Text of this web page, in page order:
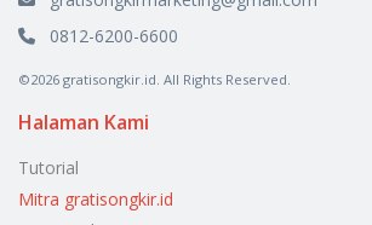
0812-6200-6600
©2026 gratisongkir.id. All Rights Reserved.
Halaman Kami
Tutorial
Mitra gratisongkir.id